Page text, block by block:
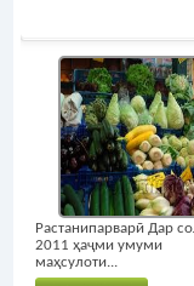
Растанипарварӣ Дар
2011 ҳаҷми умуми
маҳсулоти...